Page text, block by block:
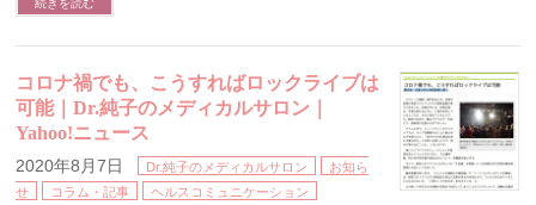
続きを読む
コロナ禍でも、こうすればロックライブは
可能｜Dr.純子のメディカルサロン｜
Yahoo!ニュース
2020年8月7日 Dr.純子のメディカルサロン
お知ら
せ
コラム・記事 ヘルスコミュニケーション